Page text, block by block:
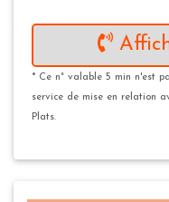
* Ce n° valable 5 min n'est
service de mise en relation
Plats.